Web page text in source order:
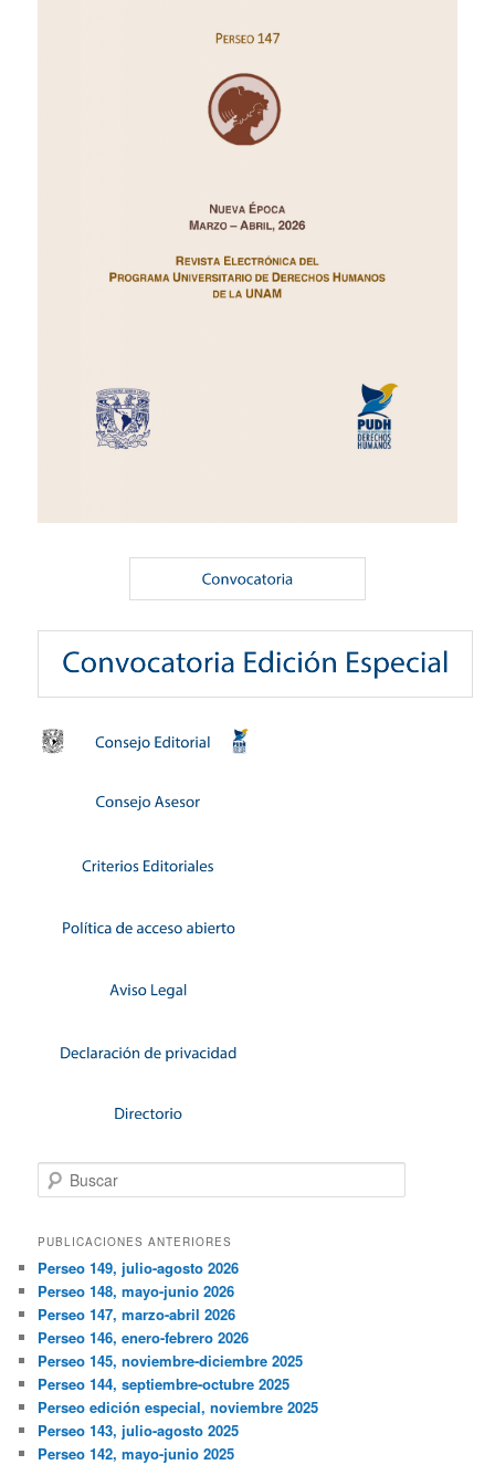
Buscar
PUBLICACIONES ANTERIORES
Perseo 149, julio-agosto 2026
Perseo 148, mayo-junio 2026
Perseo 147, marzo-abril 2026
Perseo 146, enero-febrero 2026
Perseo 145, noviembre-diciembre 2025
Perseo 144, septiembre-octubre 2025
Perseo edición especial, noviembre 2025
Perseo 143, julio-agosto 2025
Perseo 142, mayo-junio 2025